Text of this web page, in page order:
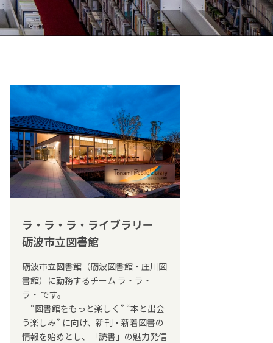
ラ・ラ・ラ・ライブラリー
砺波市立図書館
砺波市立図書館（砺波図書館・庄川図
書館）に勤務するチーム ラ・ラ・
ラ・ です。
“図書館をもっと楽しく” “本と出会
う楽しみ” に向け、新刊・新着図書の
情報を始めとし、「読書」の魅力発信